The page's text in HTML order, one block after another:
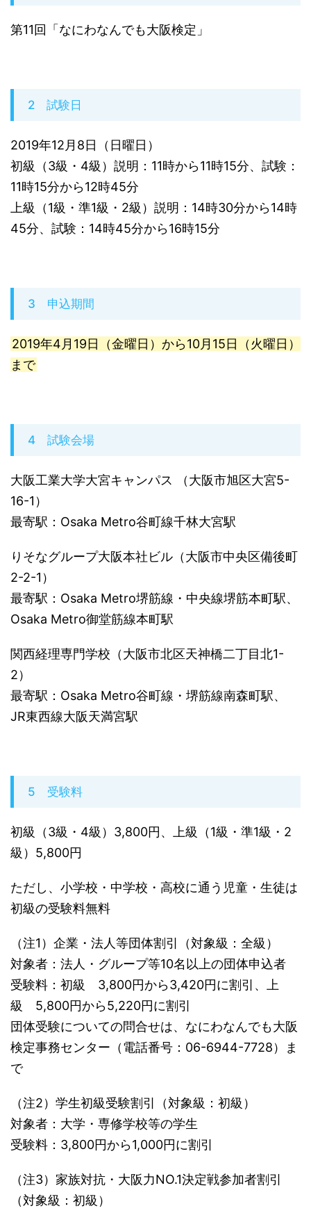
第11回「なにわなんでも大阪検定」
2 試験日
2019年12月8日（日曜日）
初級（3級・4級）説明：11時から11時15分、試験：
11時15分から12時45分
上級（1級・準1級・2級）説明：14時30分から14時
45分、試験：14時45分から16時15分
3 申込期間
2019年4月19日（金曜日）から10月15日（火曜日）
まで
4 試験会場
大阪工業大学大宮キャンパス （大阪市旭区大宮5-
16-1）
最寄駅：Osaka Metro谷町線千林大宮駅
りそなグループ大阪本社ビル（大阪市中央区備後町
2-2-1）
最寄駅：Osaka Metro堺筋線・中央線堺筋本町駅、
Osaka Metro御堂筋線本町駅
関西経理専門学校（大阪市北区天神橋二丁目北1-
2）
最寄駅：Osaka Metro谷町線・堺筋線南森町駅、
JR東西線大阪天満宮駅
5 受験料
初級（3級・4級）3,800円、上級（1級・準1級・2
級）5,800円
ただし、小学校・中学校・高校に通う児童・生徒は
初級の受験料無料
（注1）企業・法人等団体割引（対象級：全級）
対象者：法人・グループ等10名以上の団体申込者
受験料：初級 3,800円から3,420円に割引、上
級 5,800円から5,220円に割引
団体受験についての問合せは、なにわなんでも大阪
検定事務センター（電話番号：06-6944-7728）ま
で
（注2）学生初級受験割引（対象級：初級）
対象者：大学・専修学校等の学生
受験料：3,800円から1,000円に割引
（注3）家族対抗・大阪力NO.1決定戦参加者割引
（対象級：初級）